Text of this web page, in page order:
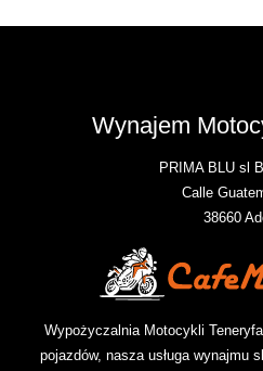
Wynajem
PRIMA BLU sl
Calle
38660
Wypożyczalnia Motocykli
pojazdów, nasza usługa wynajmu